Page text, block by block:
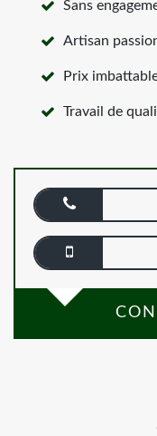
Sans
Artisan
Prix
Travail de